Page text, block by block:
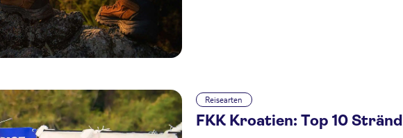
Reisearten
FKK Kroatien: Top 10